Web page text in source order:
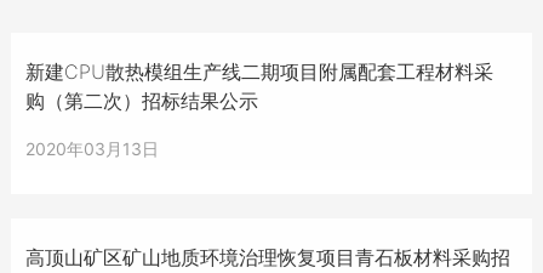
新建CPU散热模组生产线二期项目附属配套工程材料采
购（第二次）招标结果公示
2020年03月13日
高顶山矿区矿山地质环境治理恢复项目青石板材料采购招